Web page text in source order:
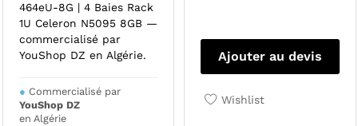
464eU-8G | 4 Baies Rack
1U Celeron N5095 8GB —
commercialisé par
YouShop DZ en Algérie.
● Commercialisé par
YouShop DZ
en Algérie
Ajouter au devis
Wishlist